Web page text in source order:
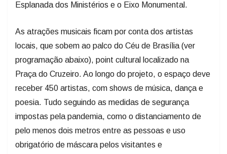
Esplanada dos Ministérios e o Eixo Monumental.
As atrações musicais ficam por conta dos artistas
locais, que sobem ao palco do Céu de Brasília (ver
programação abaixo), point cultural localizado na
Praça do Cruzeiro. Ao longo do projeto, o espaço deve
receber 450 artistas, com shows de música, dança e
poesia. Tudo seguindo as medidas de segurança
impostas pela pandemia, como o distanciamento de
pelo menos dois metros entre as pessoas e uso
obrigatório de máscara pelos visitantes e